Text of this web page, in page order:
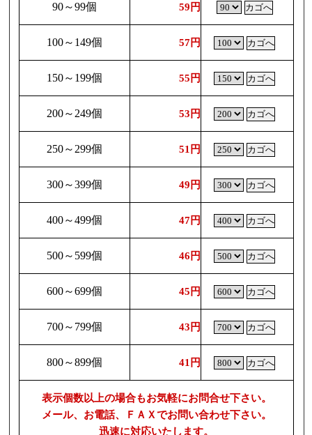
90～99個 59円
100～149個 57円
150～199個 55円
200～249個 53円
250～299個 51円
300～399個 49円
400～499個 47円
500～599個 46円
600～699個 45円
700～799個 43円
800～899個 41円
表示個数以上の場合もお気軽にお問合せ下さい。
メール、お電話、ＦＡＸでお問い合わせ下さい。
迅速に対応いたします。